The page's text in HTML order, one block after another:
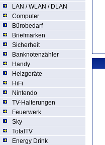
LAN / WLAN / DLAN
Computer
Bürobedarf
Briefmarken
Sicherheit
Banknotenzähler
Handy
Heizgeräte
HiFi
Nintendo
TV-Halterungen
Feuerwerk
Sky
TotalTV
Energy Drink